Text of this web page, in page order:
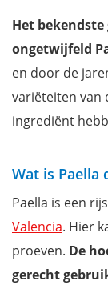
Het
ongetwijfeld
en door de
variëteiten van
ingrediënt
Wat is Paella
Paella is een
Valencia. Hier
proeven. De
gerecht